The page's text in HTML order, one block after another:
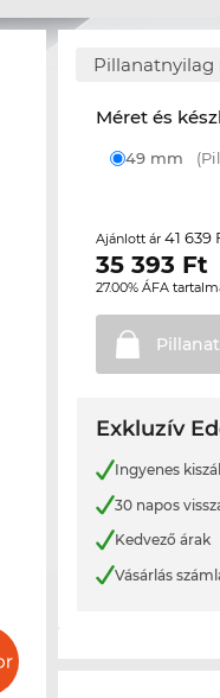
Méret és
49 mm
Ajánlott ár41 639
35 393 Ft
27.00% ÁFA
Exkluzív
Ingyenes
30 napos
Kedvező árak
Vásárlás